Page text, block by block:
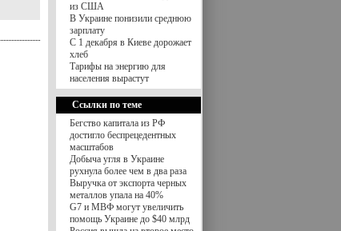
из США
В Украине понизили среднюю
зарплату
С 1 декабря в Киеве дорожает
хлеб
Тарифы на энергию для
населения вырастут
Ссылки по теме
Бегство капитала из РФ
достигло беспрецедентных
масштабов
Добыча угля в Украине
рухнула более чем в два раза
Выручка от экспорта черных
металлов упала на 40%
G7 и МВФ могут увеличить
помощь Украине до $40 млрд